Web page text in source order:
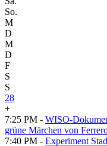
So.
M
D
M
D
F
S
S
28
+
7:25 PM - WISO-
grüne Märchen von
7:40 PM - Experiment